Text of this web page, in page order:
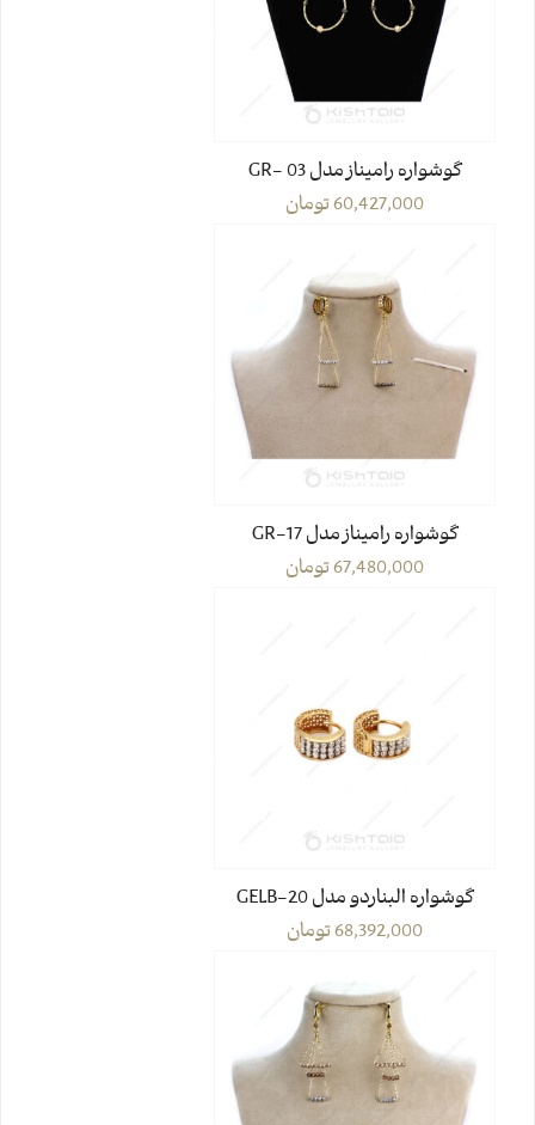
گوشواره رامیناز مدل GR- 03
60,427,000تومان
گوشواره رامیناز مدل GR-17
67,480,000تومان
گوشواره البناردو مدل GELB-20
68,392,000تومان